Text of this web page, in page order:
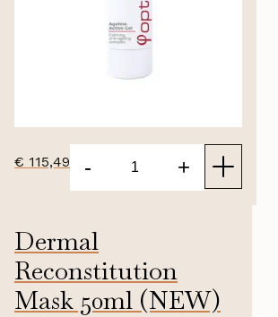
€ 115,49 - +
Dermal
Reconstitution
Mask 50ml (NEW)